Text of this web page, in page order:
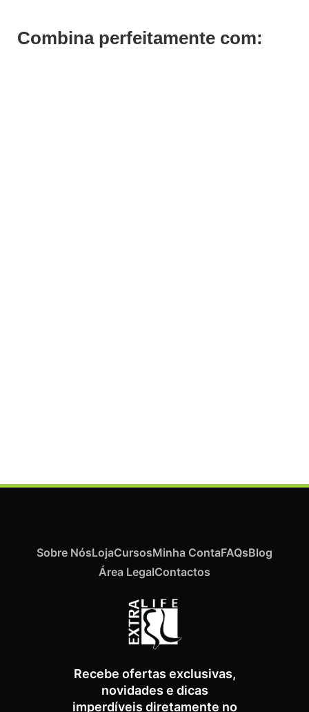
Combina perfeitamente com:
Recebe ofertas exclusivas,
novidades e dicas
imperdíveis diretamente no
Sobre NósLojaCursosMinha ContaFAQsBlog
Área LegalContactos